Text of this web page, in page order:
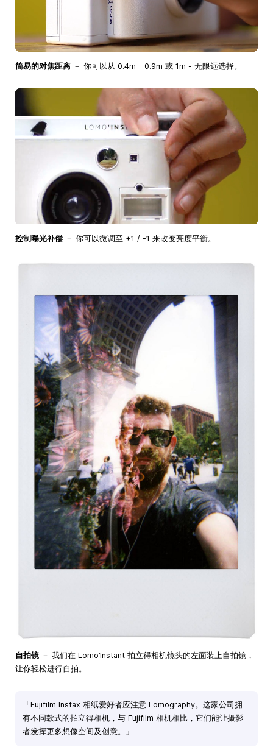
简易的对焦距离 － 你可以从 0.4m - 0.9m 或 1m - 无限远选择。
控制曝光补偿 － 你可以微调至 +1 / -1 来改变亮度平衡。
自拍镜 － 我们在 Lomo’Instant 拍立得相机镜头的左面装上自拍镜，
让你轻松进行自拍。
「Fujifilm Instax 相纸爱好者应注意 Lomography。这家公司拥
有不同款式的拍立得相机，与 Fujifilm 相机相比，它们能让摄影
者发挥更多想像空间及创意。」